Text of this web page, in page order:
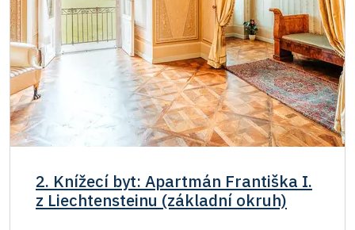
2. Knížecí byt: Apartmán Františka I.
z Liechtensteinu (základní okruh)